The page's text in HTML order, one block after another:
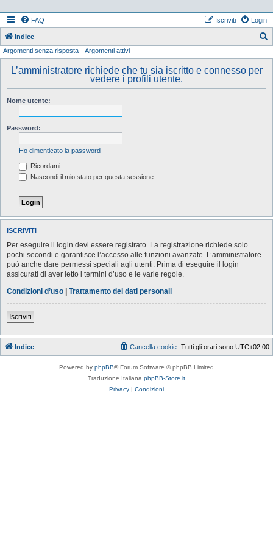
FAQ Login
Iscriviti
Indice
Argomenti senza risposta Argomenti attivi
L’amministratore richiede che tu sia iscritto e connesso per
vedere i profili utente.
Nome utente:
Password:
Ho dimenticato la password
Ricordami
Nascondi il mio stato per questa sessione
ISCRIVITI
Per eseguire il login devi essere registrato. La registrazione richiede solo
pochi secondi e garantisce l’accesso alle funzioni avanzate. L’amministratore
può anche dare permessi speciali agli utenti. Prima di eseguire il login
assicurati di aver letto i termini d’uso e le varie regole.
Condizioni d’uso | Trattamento dei dati personali
Iscriviti
Indice Tutti gli orari sono UTC+02:00
Cancella cookie
Powered by phpBB® Forum Software © phpBB Limited
Traduzione Italiana phpBB-Store.it
Privacy | Condizioni